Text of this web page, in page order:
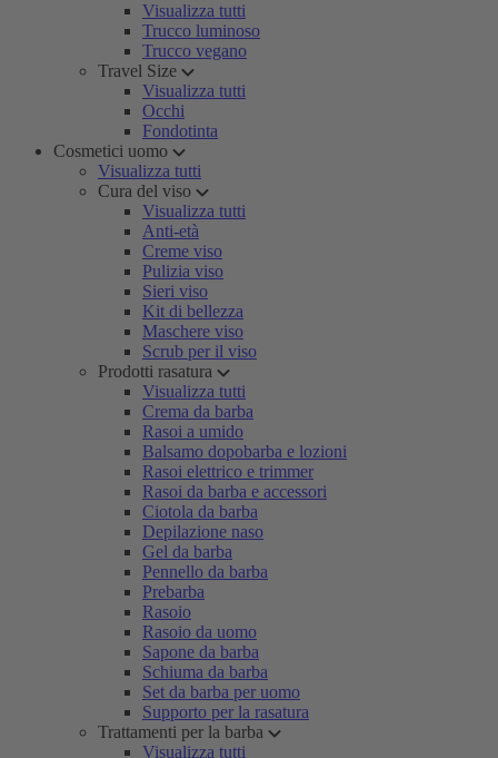
Visualizza tutti
Trucco luminoso
Trucco vegano
Travel Size
Visualizza tutti
Occhi
Fondotinta
Cosmetici uomo
Visualizza tutti
Cura del viso
Visualizza tutti
Anti-età
Creme viso
Pulizia viso
Sieri viso
Kit di bellezza
Maschere viso
Scrub per il viso
Prodotti rasatura
Visualizza tutti
Crema da barba
Rasoi a umido
Balsamo dopobarba e lozioni
Rasoi elettrico e trimmer
Rasoi da barba e accessori
Ciotola da barba
Depilazione naso
Gel da barba
Pennello da barba
Prebarba
Rasoio
Rasoio da uomo
Sapone da barba
Schiuma da barba
Set da barba per uomo
Supporto per la rasatura
Trattamenti per la barba
Visualizza tutti